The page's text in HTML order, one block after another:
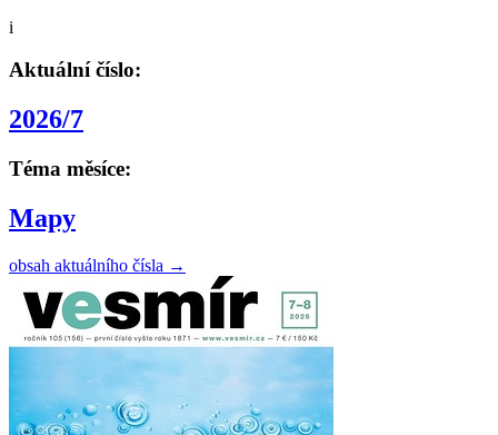
i
Aktuální číslo:
2026/7
Téma měsíce:
Mapy
obsah aktuálního čísla →